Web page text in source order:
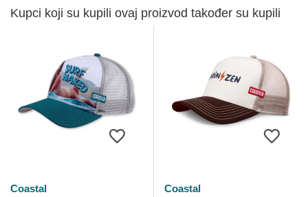
Kupci koji su kupili ovaj proizvod također su kupili
Coastal
Coastal